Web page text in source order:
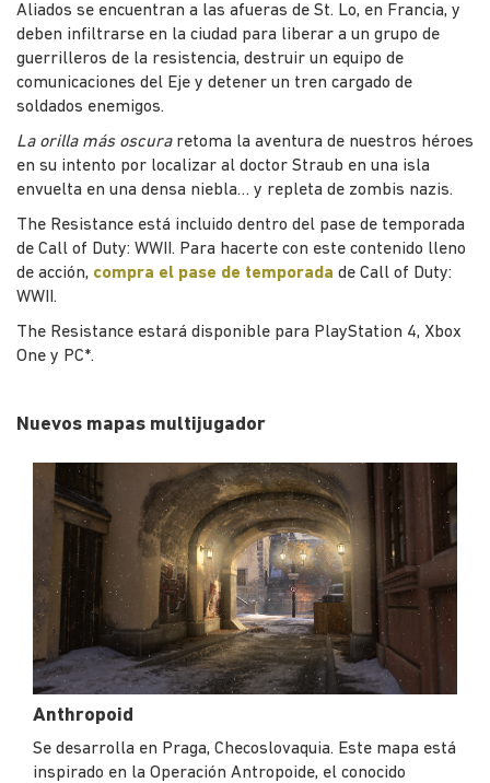
Aliados se encuentran a las afueras de St. Lo, en Francia, y
deben infiltrarse en la ciudad para liberar a un grupo de
guerrilleros de la resistencia, destruir un equipo de
comunicaciones del Eje y detener un tren cargado de
soldados enemigos.
La orilla más oscuraretoma la aventura de nuestros héroes
en su intento por localizar al doctor Straub en una isla
envuelta en una densa niebla… y repleta de zombis nazis.
The Resistance está incluido dentro del pase de temporada
de Call of Duty: WWII. Para hacerte con este contenido lleno
de acción, compra el pase de temporada de Call of Duty:
WWII.
The Resistance estará disponible para PlayStation 4, Xbox
One y PC*.
Nuevos mapas multijugador
Anthropoid
Se desarrolla en Praga, Checoslovaquia. Este mapa está
inspirado en la Operación Antropoide, el conocido